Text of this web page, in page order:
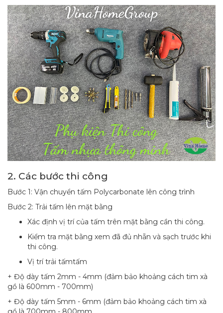
2. Các bước thi công
Bước 1: Vận chuyển tấm Polycarbonate lên công trình
Bước 2: Trải tấm lên mặt bằng
Xác định vị trí của tấm trên mặt bằng cần thi công.
Kiểm tra mặt bằng xem đã đủ nhẵn và sạch trước khi
thi công.
Vị trí trải tấmtấm
+ Độ dày tấm 2mm - 4mm (đảm bảo khoảng cách tim xà
gồ là 600mm - 700mm)
+ Độ dày tấm 5mm - 6mm (đảm bảo khoảng cách tim xà